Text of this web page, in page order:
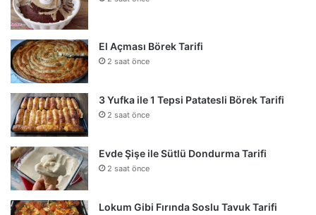
El Açması Börek Tarifi
2 saat önce
3 Yufka ile 1 Tepsi Patatesli Börek Tarifi
2 saat önce
Evde Şişe ile Sütlü Dondurma Tarifi
2 saat önce
Lokum Gibi Fırında Soslu Tavuk Tarifi